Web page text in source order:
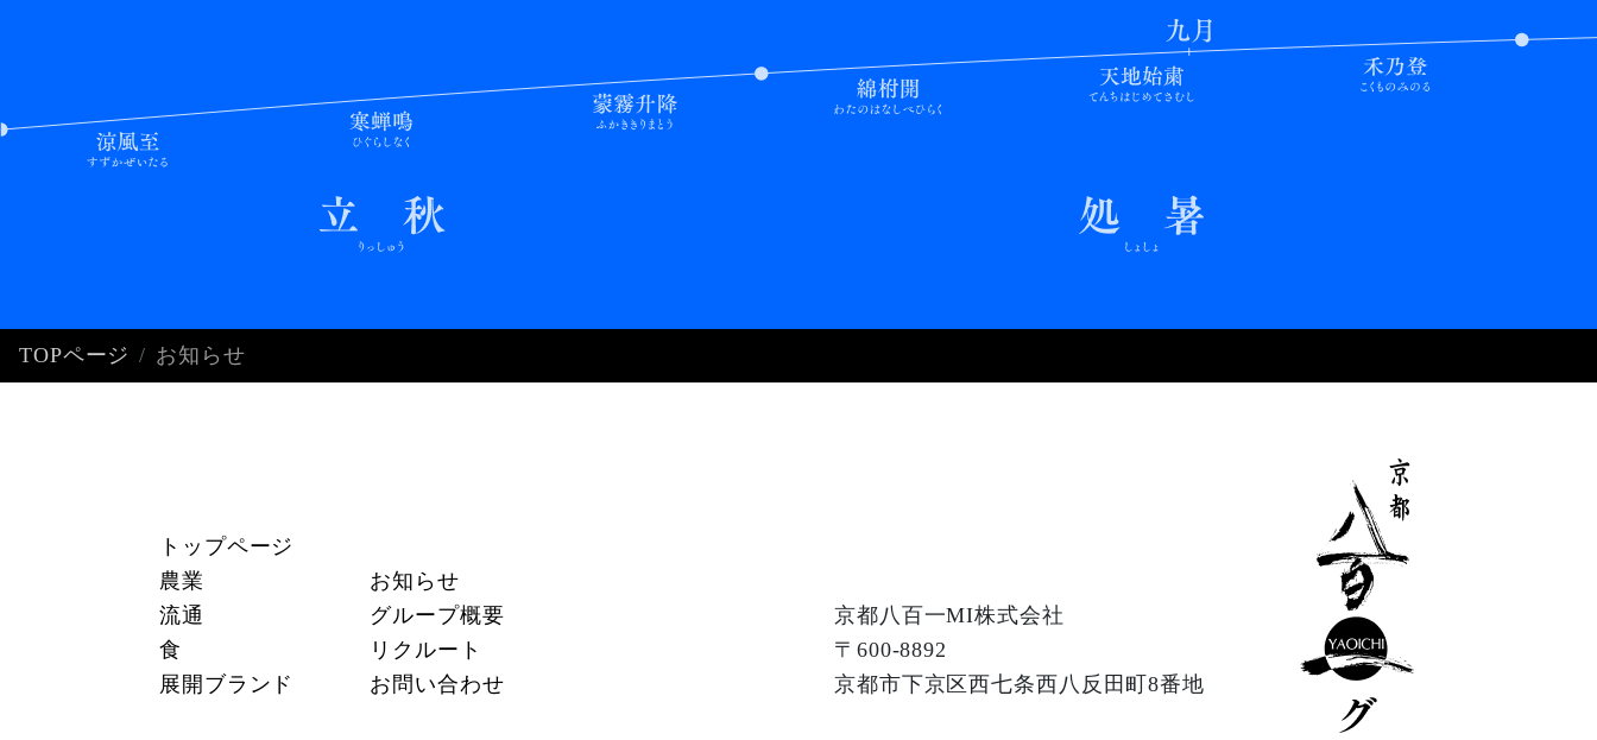
TOPページ お知らせ
トップページ
農業
流通
食
展開ブランド
お知らせ
グループ概要
リクルート
お問い合わせ
京都八百一MI株式会社
〒600-8892
京都市下京区西七条西八反田町8番地